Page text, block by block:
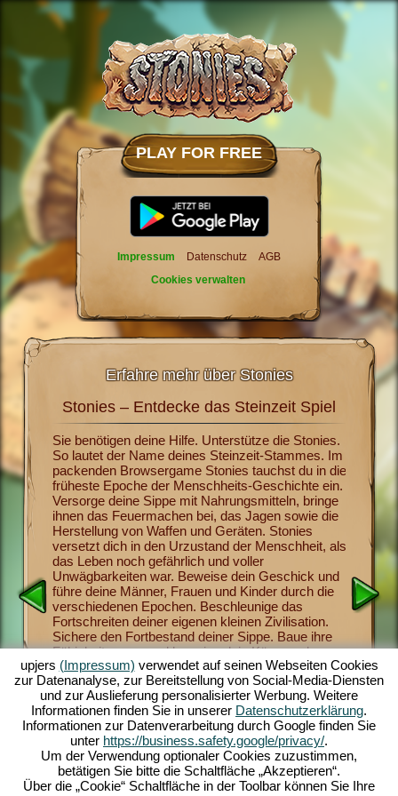
PLAY FOR FREE
Impressum Datenschutz
AGB
Cookies verwalten
Erfahre mehr über Stonies
mit
lustig
leicht
auf
Stonies – Entdecke das Steinzeit Spiel
Sie benötigen deine Hilfe. Unterstütze die Stonies.
So lautet der Name deines Steinzeit-Stammes. Im
packenden Browsergame Stonies tauchst du in die
früheste Epoche der Menschheits-Geschichte ein.
Versorge deine Sippe mit Nahrungsmitteln, bringe
ihnen das Feuermachen bei, das Jagen sowie die
Herstellung von Waffen und Geräten. Stonies
versetzt dich in den Urzustand der Menschheit, als
das Leben noch gefährlich und voller
Unwägbarkeiten war. Beweise dein Geschick und
führe deine Männer, Frauen und Kinder durch die
verschiedenen Epochen. Beschleunige das
Fortschreiten deiner eigenen kleinen Zivilisation.
Sichere den Fortbestand deiner Sippe. Baue ihre
Fähigkeiten aus und beweise dein Können als
tatkräftiger Anführer. Das unterhaltsame
Steinzeitspiel bietet dir umfangreiche
Gestaltungsmöglichkeiten, herausragende
Grafiken im 3D-Comic-Stil sowie spannende
Aufgaben und Missionen, die du mit deiner Sippe
meisterst. Spiel jetzt mit!
Jetzt
bringst
Vorräte
stelle
Stamm.
und
upjers (Impressum) verwendet auf seinen Webseiten Cookies
zur Datenanalyse, zur Bereitstellung von Social-Media-Diensten
und zur Auslieferung personalisierter Werbung. Weitere
Informationen finden Sie in unserer Datenschutzerklärung.
Informationen zur Datenverarbeitung durch Google finden Sie
unter https://business.safety.google/privacy/.
Um der Verwendung optionaler Cookies zuzustimmen,
betätigen Sie bitte die Schaltfläche „Akzeptieren“.
Über die „Cookie“ Schaltfläche in der Toolbar können Sie Ihre